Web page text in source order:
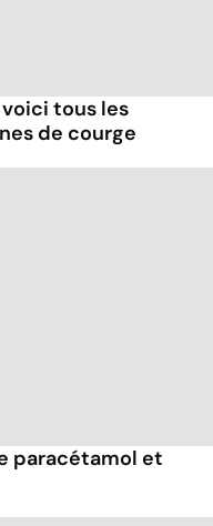
tous les
de courge
paracétamol et